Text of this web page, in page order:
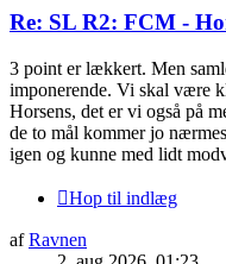
Re: SL R2: FCM -
3 point er lækkert. Men
imponerende. Vi skal være
Horsens, det er vi også på
de to mål kommer jo
igen og kunne med lidt
Hop til indlæg
afRavnen